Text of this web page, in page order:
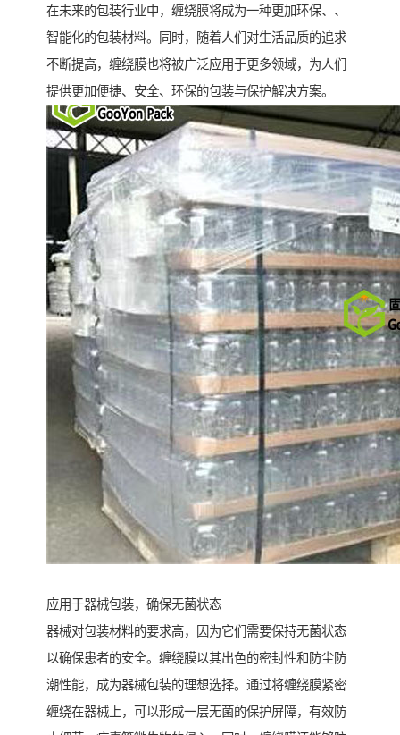
在未来的包装行业中，缠绕膜将成为一种更加环保、、
智能化的包装材料。同时，随着人们对生活品质的追求
不断提高，缠绕膜也将被广泛应用于更多领域，为人们
提供更加便捷、安全、环保的包装与保护解决方案。
应用于器械包装，确保无菌状态
器械对包装材料的要求高，因为它们需要保持无菌状态
以确保患者的安全。缠绕膜以其出色的密封性和防尘防
潮性能，成为器械包装的理想选择。通过将缠绕膜紧密
缠绕在器械上，可以形成一层无菌的保护屏障，有效防